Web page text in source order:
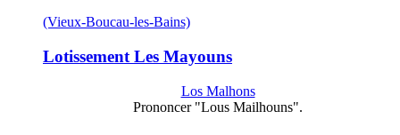
(Vieux-Boucau-les-Bains)
Lotissement Les Mayouns
Los Malhons
Prononcer "Lous Mailhouns".